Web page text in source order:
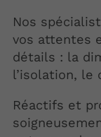
Nos
vos attentes
détails : la
l’isolation, le
Réactifs et